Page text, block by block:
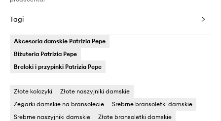
Tagi
Akcesoria damskie Patrizia Pepe
Biżuteria Patrizia Pepe
Breloki i przypinki Patrizia Pepe
Złote kolczyki
Złote naszyjniki damskie
Zegarki damskie na bransolecie
Srebrne bransoletki damskie
Srebrne naszyjniki damskie
Złote bransoletki damskie